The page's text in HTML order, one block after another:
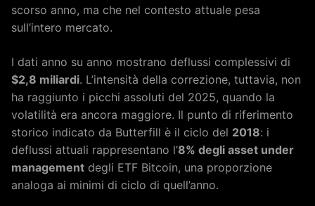
scorso anno, ma che nel contesto attuale pesa
sull’intero mercato.
I dati anno su anno mostrano deflussi complessivi di
$2,8 miliardi. L’intensità della correzione, tuttavia, non
ha raggiunto i picchi assoluti del 2025, quando la
volatilità era ancora maggiore. Il punto di riferimento
storico indicato da Butterfill è il ciclo del 2018: i
deflussi attuali rappresentano l’8% degli asset under
management degli ETF Bitcoin, una proporzione
analoga ai minimi di ciclo di quell’anno.